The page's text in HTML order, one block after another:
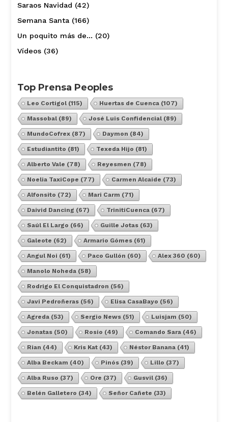
Saraos Navidad (42)
Semana Santa(166)
Un poquito más de… (20)
Vídeos(36)
Top Prensa Peoples
Leo Cortigol(115) Huertas de Cuenca(107)
Massobal(89) José Luis Confidencial(89)
MundoCofrex(87) Daymon (84)
Estudiantito (81) Texeda Hijo (81)
Alberto Vale (78) Reyesmen (78)
Noelia TaxiCope (77) Carmen Alcaide (73)
Alfonsito (72) Mari Carm (71)
Daivid Dancing (67) TrinitiCuenca(67)
Saúl El Largo (66) Guille Jotas(63)
Galeote (62) Armario Gómes(61)
Angul Noi (61) Paco Gullón (60) Alex 360 (60)
Manolo Noheda(58)
Rodrigo El Conquistadron (56)
Javi Pedroñeras(56) Elisa CasaBayo (56)
Agreda(53) Sergio News(51) Luisjam (50)
Jonatas(50) Rosio (49) Comando Sara(46)
Rian (44) Kris Kat(43) Néstor Banana(41)
Alba Beckam (40) Pinós(39) Lillo (37)
Alba Ruso (37) Ore (37) Gusvil(36)
Belén Galletero (34) Señor Cañete (33)